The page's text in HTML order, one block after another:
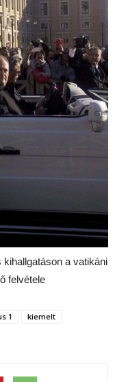
a vatikáni
felvétele
1
kiemelt